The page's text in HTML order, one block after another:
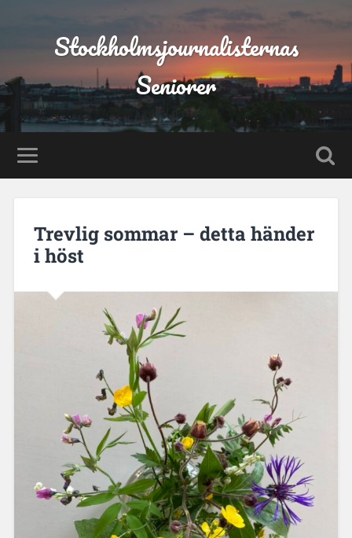
Stockholmsjournalisternas
Seniorer
Trevlig sommar – detta händer
i höst